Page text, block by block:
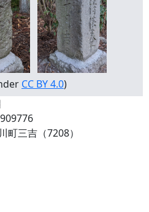
CC BY 4.0)
町三吉（7208）